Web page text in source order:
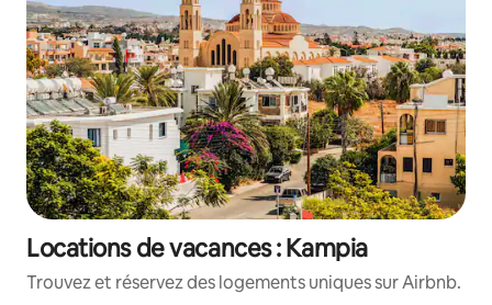
Locations de vacances : Kampia
Trouvez et réservez des logements uniques sur Airbnb.